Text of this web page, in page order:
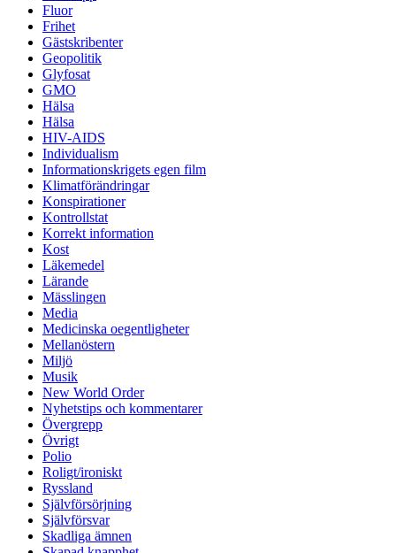
Fluor
Frihet
Gästskribenter
Geopolitik
Glyfosat
GMO
Hälsa
Hälsa
HIV-AIDS
Individualism
Informationskrigets egen film
Klimatförändringar
Konspirationer
Kontrollstat
Korrekt information
Kost
Läkemedel
Lärande
Mässlingen
Media
Medicinska oegentligheter
Mellanöstern
Miljö
Musik
New World Order
Nyhetstips och kommentarer
Övergrepp
Övrigt
Polio
Roligt/ironiskt
Ryssland
Självförsörjning
Självförsvar
Skadliga ämnen